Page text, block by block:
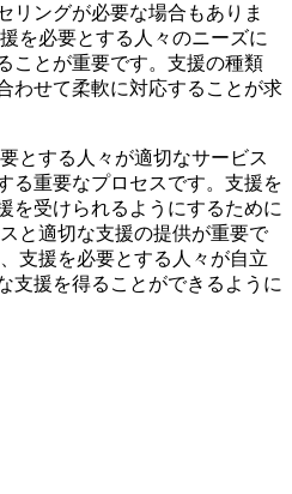
リングが必要な場合もありま
を必要とする人々のニーズに
ことが重要です。支援の種類
わせて柔軟に対応することが求
とする人々が適切なサービス
る重要なプロセスです。支援を
を受けられるようにするために
と適切な支援の提供が重要で
支援を必要とする人々が自立
支援を得ることができるように